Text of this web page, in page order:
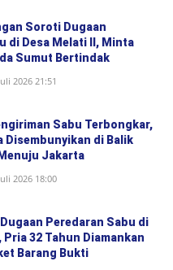
Soroti Dugaan
di Desa Melati II, Minta
Sumut Bertindak
2026 21:51
Sabu Terbongkar,
Disembunyikan di Balik
Jakarta
2026 18:00
Peredaran Sabu di
Pria 32 Tahun Diamankan
Barang Bukti